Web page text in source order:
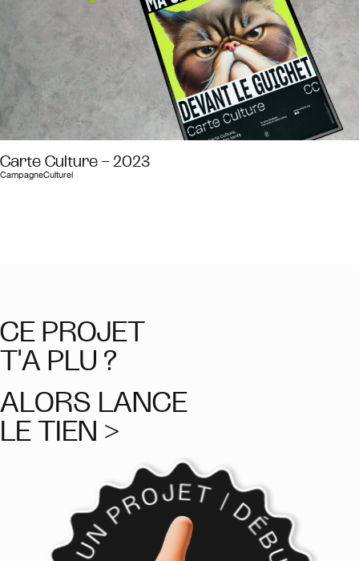
Carte Culture – 2023
CampagneCulturel
CE PROJET
T'A PLU ?
ALORS LANCE
LE TIEN >